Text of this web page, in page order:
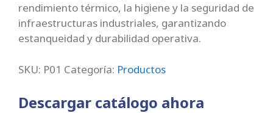
rendimiento térmico, la higiene y la seguridad de
infraestructuras industriales, garantizando
estanqueidad y durabilidad operativa.
SKU: P01 Categoría: Productos
Descargar catálogo ahora